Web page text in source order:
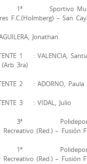
F.C.(Holmberg) – San
AGUILERA, Jonathan
1 : VALENCIA,
2 : ADORNO, Paula
3 : VIDAL, Julio
(Red.) – Fusión
(Red.) – Fusión